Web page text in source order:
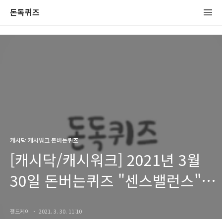
돈독퀴즈
캐시닥 캐시워크 돈버는퀴즈
[캐시닥/캐시워크] 2021년 3월
30일 돈버는퀴즈 "센스밸런스"
잰드케이 2021. 3. 30. 11:10